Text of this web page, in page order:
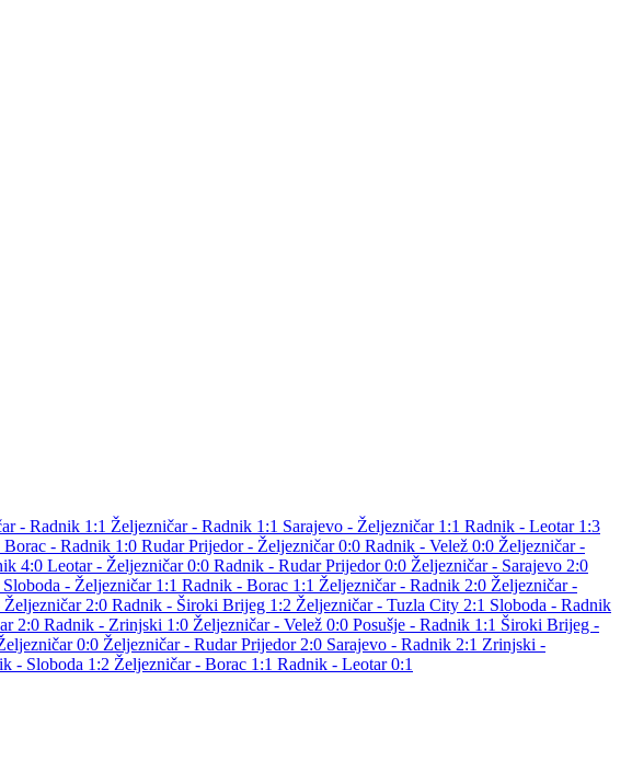
- Radnik 1:1 Željezničar - Radnik 1:1 Sarajevo - Željezničar 1:1 Radnik - Leotar 1:3
Borac - Radnik 1:0 Rudar Prijedor - Željezničar 0:0 Radnik - Velež 0:0 Željezničar -
4:0 Leotar - Željezničar 0:0 Radnik - Rudar Prijedor 0:0 Željezničar - Sarajevo 2:0
Sloboda - Željezničar 1:1 Radnik - Borac 1:1 Željezničar - Radnik 2:0 Željezničar -
Željezničar 2:0 Radnik - Široki Brijeg 1:2 Željezničar - Tuzla City 2:1 Sloboda - Radnik
2:0 Radnik - Zrinjski 1:0 Željezničar - Velež 0:0 Posušje - Radnik 1:1 Široki Brijeg -
0:0 Željezničar - Rudar Prijedor 2:0 Sarajevo - Radnik 2:1 Zrinjski -
- Sloboda 1:2 Željezničar - Borac 1:1 Radnik - Leotar 0:1